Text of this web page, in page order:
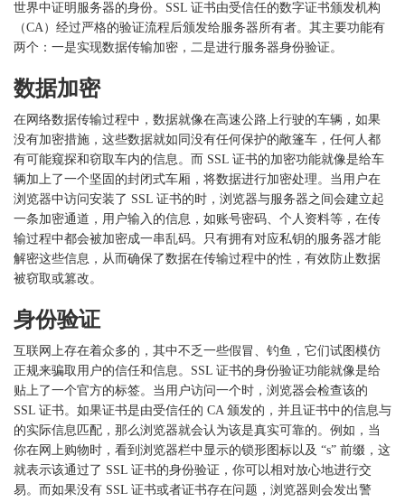
世界中证明服务器的身份。SSL 证书由受信任的数字证书颁发机构
（CA）经过严格的验证流程后颁发给服务器所有者。其主要功能有
两个：一是实现数据传输加密，二是进行服务器身份验证。
数据加密
在网络数据传输过程中，数据就像在高速公路上行驶的车辆，如果
没有加密措施，这些数据就如同没有任何保护的敞篷车，任何人都
有可能窥探和窃取车内的信息。而 SSL 证书的加密功能就像是给车
辆加上了一个坚固的封闭式车厢，将数据进行加密处理。当用户在
浏览器中访问安装了 SSL 证书的时，浏览器与服务器之间会建立起
一条加密通道，用户输入的信息，如账号密码、个人资料等，在传
输过程中都会被加密成一串乱码。只有拥有对应私钥的服务器才能
解密这些信息，从而确保了数据在传输过程中的性，有效防止数据
被窃取或篡改。
身份验证
互联网上存在着众多的，其中不乏一些假冒、钓鱼，它们试图模仿
正规来骗取用户的信任和信息。 SSL 证书的身份验证功能就像是给
贴上了一个官方的标签。当用户访问一个时，浏览器会检查该的
SSL 证书。如果证书是由受信任的 CA 颁发的，并且证书中的信息与
的实际信息匹配，那么浏览器就会认为该是真实可靠的。例如，当
你在网上购物时，看到浏览器栏中显示的锁形图标以及 “s” 前缀，这
就表示该通过了 SSL 证书的身份验证，你可以相对放心地进行交
易。而如果没有 SSL 证书或者证书存在问题，浏览器则会发出警